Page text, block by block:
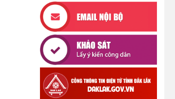
HÀNH CHÍNH THỰC HIỆN TOÀN
TRÌNH THUỘC THẨM QUYỀN GIẢI
QUYẾT CỦA UBND XÃ CƯ M’TA
(30/07/2026)
TẬP HUẤN NÂNG CAO KỸ NĂNG
TƯ VẤN KHỞI SỰ KINH DOANH
VÀ ĐIỀU HÀNH HOẠT ĐỘNG
NHÓM NĂM 2026